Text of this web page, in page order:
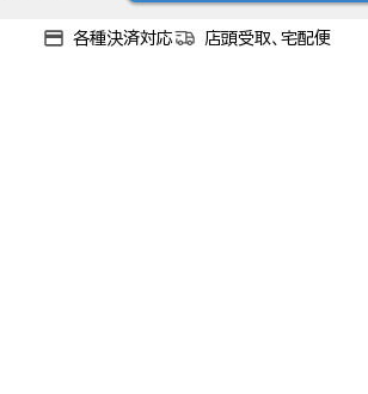
各種決済対応 店頭受取、宅配便